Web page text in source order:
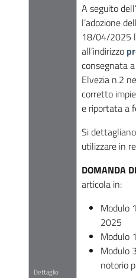
Dettaglio
A seguito
l’adozione
18/04/2025
all’indirizzo
consegnata
Elvezia n.2
corretto
e riportata a
Si
utilizzare in
DOMANDA
articola in:
Modulo
2025
Modulo
Modulo
notorio